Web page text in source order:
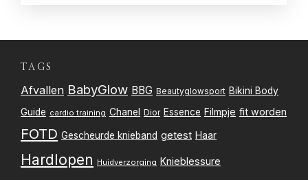
TAGS
Afvallen BabyGlow BBG Beautyglowsport Bikini Body
Guide cardio training Chanel Dior Essence Filmpje fit worden
FOTD Gescheurde knieband getest Haar
Hardlopen Huidverzorging Knieblessure